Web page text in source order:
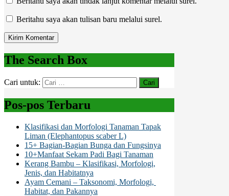
Beritahu saya akan tulisan baru melalui surel.
The Search Box
Cari untuk:
Pos-pos Terbaru
Klasifikasi dan Morfologi Tanaman Tapak
Liman (Elephantopus scaber L)
15+ Bagian-Bagian Bunga dan Fungsinya
10+Manfaat Sekam Padi Bagi Tanaman
Kerang Bambu – Klasifikasi, Morfologi,
Jenis, dan Habitatnya
Ayam Cemani – Taksonomi, Morfologi,
Habitat, dan Pakannya